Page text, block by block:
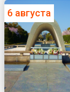
6 августа